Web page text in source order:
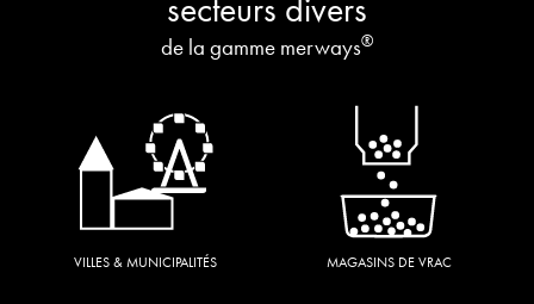
secteurs divers
de la gamme merways®
VILLES & MUNICIPALITÉS MAGASINS DE VRAC